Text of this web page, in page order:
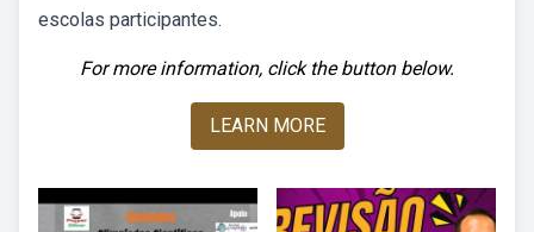
escolas participantes.
For more information, click the button below.
LEARN MORE